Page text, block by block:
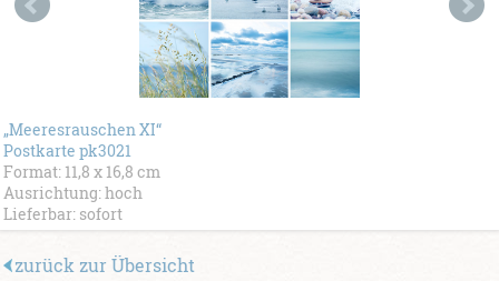
„Meeresrauschen XI“
Postkarte pk3021
Format: 11,8 x 16,8 cm
Ausrichtung: hoch
Lieferbar: sofort
zurück zur Übersicht